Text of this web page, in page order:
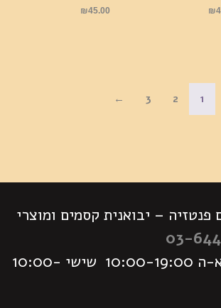
₪
₪45.00
1
2
3
←
– יבואנית קסמים ומוצרי
03-
שעות פתיחה: א-ה 10:00-19:00 שישי 10:00-